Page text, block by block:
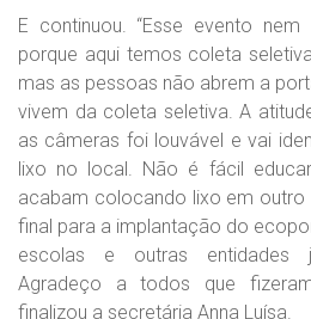
E continuou. “Esse evento
porque aqui temos coleta
mas as pessoas não abrem a
vivem da coleta seletiva. A
as câmeras foi louvável e vai
lixo no local. Não é fácil
acabam colocando lixo em outro
final para a implantação do
escolas e outras entidades
Agradeço a todos que
finalizou a secretária Anna Luísa.